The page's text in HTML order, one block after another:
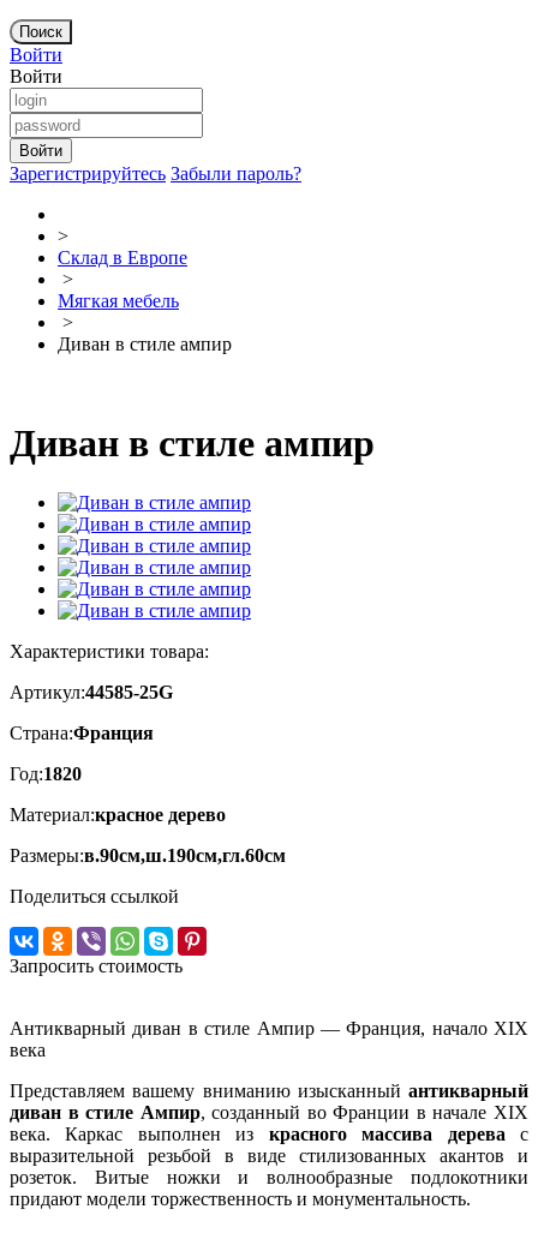
Войти
Войти
Зарегистрируйтесь Забыли пароль?
>
Склад в Европе
>
Мягкая мебель
>
Диван в стиле ампир
Диван в стиле ампир
Характеристики товара:
Артикул:44585-25G
Страна:Франция
Год:1820
Материал:красное дерево
Размеры:в.90см,ш.190см,гл.60см
Поделиться ссылкой
Запросить стоимость
Антикварный диван в стиле Ампир — Франция, начало XIX
века
Представляем вашему вниманию изысканный антикварный
диван в стиле Ампир, созданный во Франции в начале XIX
века. Каркас выполнен из красного массива дерева с
выразительной резьбой в виде стилизованных акантов и
розеток. Витые ножки и волнообразные подлокотники
придают модели торжественность и монументальность.